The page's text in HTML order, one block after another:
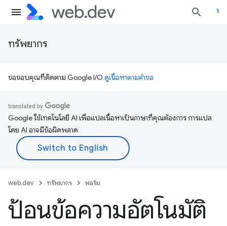
ทรัพยากร
ขอขอบคุณที่ติดตาม Google I/O ดูเนื้อหาตามคำขอ
Google ใช้เทคโนโลยี AI เพื่อแปลเนื้อหาเป็นภาษาที่คุณต้องการ การแปล
โดย AI อาจมีข้อผิดพลาด
web.dev ทรัพยากร ฟอร์ม
ป้อนข้อความอัตโนมัติ